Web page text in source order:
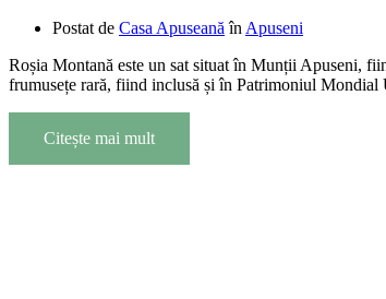
Postat de Casa ApuseanăînApuseni
Roșia Montană este un sat situat în Munții Apuseni,
frumusețe rară, fiind inclusă și în Patrimoniul
Citește mai mult